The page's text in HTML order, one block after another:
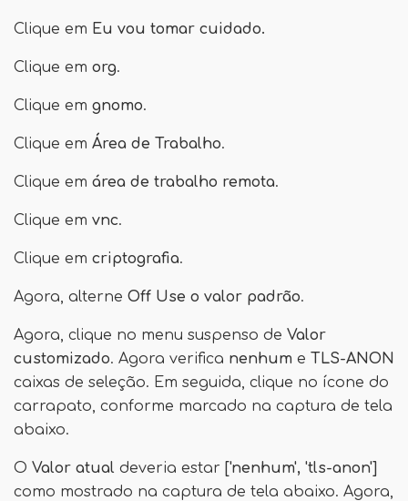
Clique em Eu vou tomar cuidado.
Clique em org.
Clique em gnomo.
Clique em Área de Trabalho.
Clique em área de trabalho remota.
Clique em vnc.
Clique em criptografia.
Agora, alterne Off Use o valor padrão.
Agora, clique no menu suspenso de Valor
customizado. Agora verifica nenhum e TLS-ANON
caixas de seleção. Em seguida, clique no ícone do
carrapato, conforme marcado na captura de tela
abaixo.
O Valor atual deveria estar ['nenhum', 'tls-anon']
como mostrado na captura de tela abaixo. Agora,